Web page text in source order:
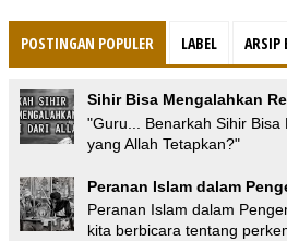
POSTINGAN POPULER LABEL ARSIP
Sihir Bisa Mengalahkan
"Guru... Benarkah Sihir Bisa
yang Allah Tetapkan?"
Peranan Islam dalam
Peranan Islam dalam
kita berbicara tentang